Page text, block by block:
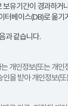
유기간이 경과하거
터베이스(DB)로 옮
과 같습니다.
개인정보(또는 개
을 받아 개인정보(